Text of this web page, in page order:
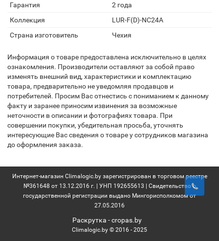
Гарантия
2 года
Коллекция
LUR-F(D)-NC24A
Страна изготовитель
Чехия
Информация о товаре предоставлена исключительно в целях
ознакомления. Производители оставляют за собой право
изменять внешний вид, характеристики и комплектацию
товара, предварительно не уведомляя продавцов и
потребителей. Просим Вас отнестись с пониманием к данному
факту и заранее приносим извинения за возможные
неточности в описании и фотографиях товара. При
совершении покупки, убедительная просьба, уточнять
интересующие Вас сведения о товаре у сотрудников магазина
до оформления заказа.
Интернет-магазин Climalogic.by зарегистрирован в торговом реестре
№361648 от 13.12.2016 г. | УНП 192655613 | Свидетельство о
государственной регистрации выдано Мингорисполкомом от
27.05.2016
Раскрутка -cropas.by
Climalogic.by © 2016 - 2025